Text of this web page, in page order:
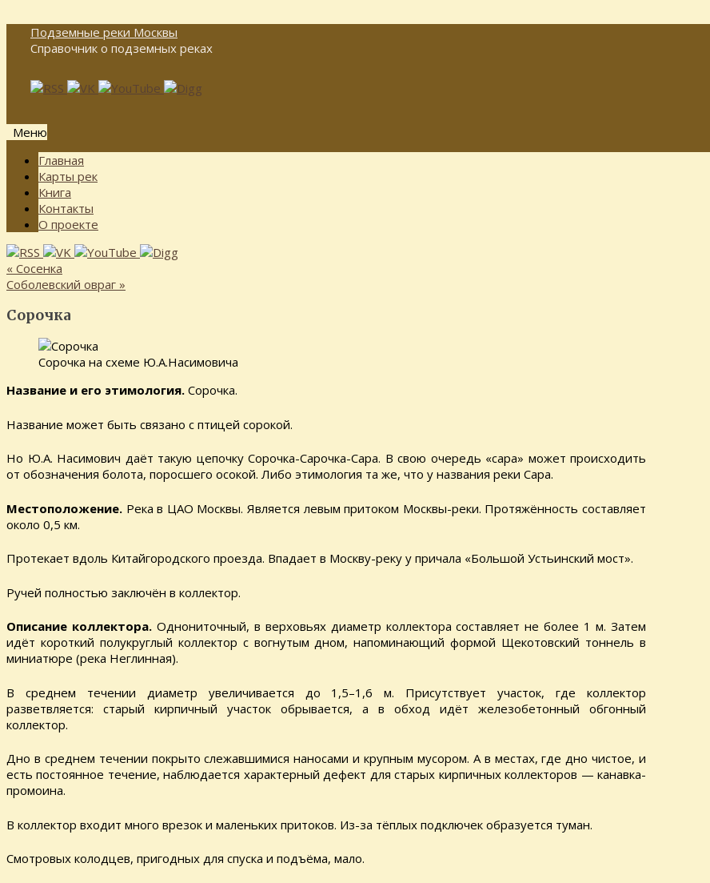
Подземные реки Москвы
Справочник о подземных реках
Меню
Перейти
содержимому
Главная
Карты рек
Книга
Контакты
О проекте
« Сосенка
Соболевский овраг »
Сорочка
Сорочка на схеме Ю.А.Насимовича
Название и его этимология. Сорочка.
Название может быть связано с птицей сорокой.
Но Ю.А. Насимович даёт такую цепочку Сорочка-Сарочка-Сара. В свою очередь «сара» может происходить
от обозначения болота, поросшего осокой. Либо этимология та же, что у названия реки Сара.
Местоположение. Река в ЦАО Москвы. Является левым притоком Москвы-реки. Протяжённость составляет
около 0,5 км.
Протекает вдоль Китайгородского проезда. Впадает в Москву-реку у причала «Большой Устьинский мост».
Ручей полностью заключён в коллектор.
Описание коллектора.Однониточный, в верховьях диаметр коллектора составляет не более 1 м. Затем
идёт короткий полукруглый коллектор с вогнутым дном, напоминающий формой Щекотовский тоннель в
миниатюре (река Неглинная).
В среднем течении диаметр увеличивается до 1,5–1,6 м. Присутствует участок, где коллектор
разветвляется: старый кирпичный участок обрывается, а в обход идёт железобетонный обгонный
коллектор.
Дно в среднем течении покрыто слежавшимися наносами и крупным мусором. А в местах, где дно чистое, и
есть постоянное течение, наблюдается характерный дефект для старых кирпичных коллекторов — канавка-
промоина.
В коллектор входит много врезок и маленьких притоков. Из-за тёплых подключек образуется туман.
Смотровых колодцев, пригодных для спуска и подъёма, мало.